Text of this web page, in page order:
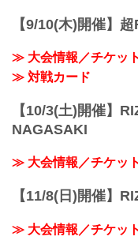
【9/10(木)開催】
≫ 大会情報／チケット
≫ 対戦カード
【10/3(土)開催】
NAGASAKI
≫ 大会情報／チケット
【11/8(日)開催】
≫ 大会情報／チケット